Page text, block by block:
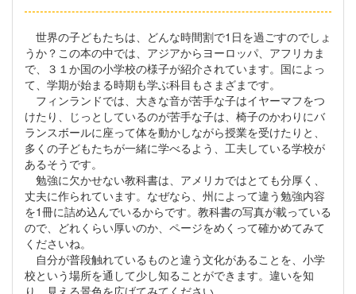
世界の子どもたちは、どんな時間割で1日を過ごすのでしょ
うか？この本の中では、アジアからヨーロッパ、アフリカま
で、３１か国の小学校の様子が紹介されています。国によっ
て、学期が始まる時期も学ぶ科目もさまざまです。
フィンランドでは、大きな音が苦手な子はイヤーマフをつ
けたり、じっとしているのが苦手な子は、椅子のかわりにバ
ランスボールに座って体を動かしながら授業を受けたりと、
多くの子どもたちが一緒に学べるよう、工夫している学校が
あるそうです。
勉強に欠かせない教科書は、アメリカではとても分厚く、
丈夫に作られています。なぜなら、州によって違う勉強内容
を1冊に詰め込んでいるからです。教科書の写真が載っている
ので、どれくらい厚いのか、ページをめくって確かめてみて
くださいね。
自分が普段触れているものと違う文化があることを、小学
校という場所を通して少し知ることができます。違いを知